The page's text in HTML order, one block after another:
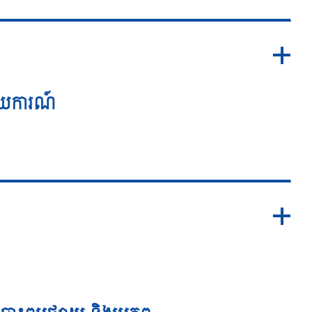
ការណ៍